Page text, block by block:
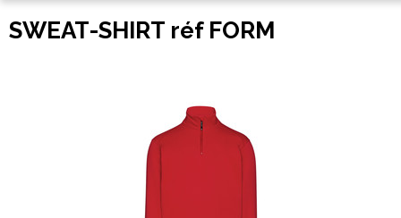
SWEAT-SHIRT réf FORM